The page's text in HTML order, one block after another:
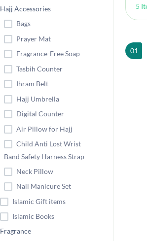
5
01
Hajj Accessories
Bags
Prayer Mat
Fragrance-Free Soap
Tasbih Counter
Ihram Belt
Hajj Umbrella
Digital Counter
Air Pillow for Hajj
Child Anti Lost Wrist
Band Safety Harness Strap
Neck Pillow
Nail Manicure Set
Islamic Gift items
Islamic Books
Fragrance